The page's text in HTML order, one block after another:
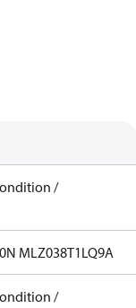
/
MLZ038T1LQ9A
/